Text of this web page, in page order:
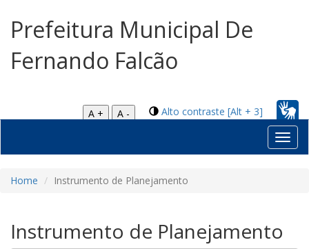
Prefeitura Municipal De
Fernando Falcão
Alto contraste [Alt + 3]
A +
A -
Home Instrumento de Planejamento
Instrumento de Planejamento